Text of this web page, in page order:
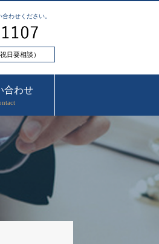
わせください。
日要相談）
合わせ